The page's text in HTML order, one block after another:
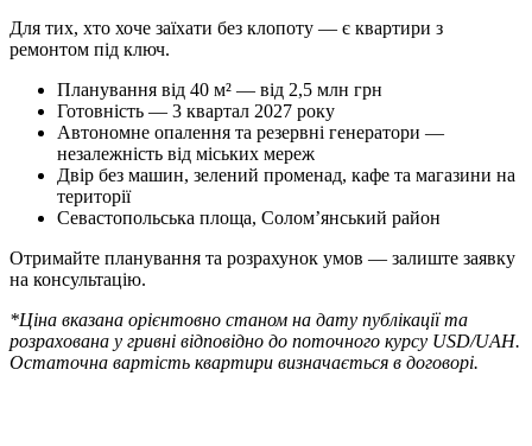
Для тих, хто хоче заїхати без клопоту — є квартири з
ремонтом під ключ.
Планування від 40 м² — від 2,5 млн грн
Готовність — 3 квартал 2027 року
Автономне опалення та резервні генератори —
незалежність від міських мереж
Двір без машин, зелений променад, кафе та магазини на
території
Севастопольська площа, Соломʼянський район
Отримайте планування та розрахунок умов — залиште заявку
на консультацію.
*Ціна вказана орієнтовно станом на дату публікації та
розрахована у гривні відповідно до поточного курсу USD/UAH.
Остаточна вартість квартири визначається в договорі.